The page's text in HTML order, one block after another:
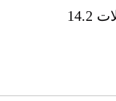
تركيا.. عائدات صادرات الآلات 14.2